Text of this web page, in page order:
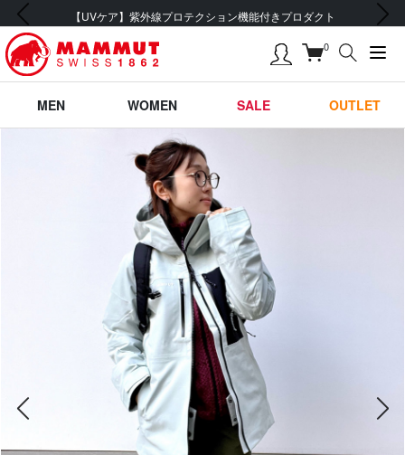
【UVケア】紫外線プロテクション機能付きプロダクト
前の画像 次の画像
0
MEN WOMEN SALE OUTLET